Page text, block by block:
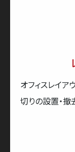
オフィスレイア
切りの設置・撤